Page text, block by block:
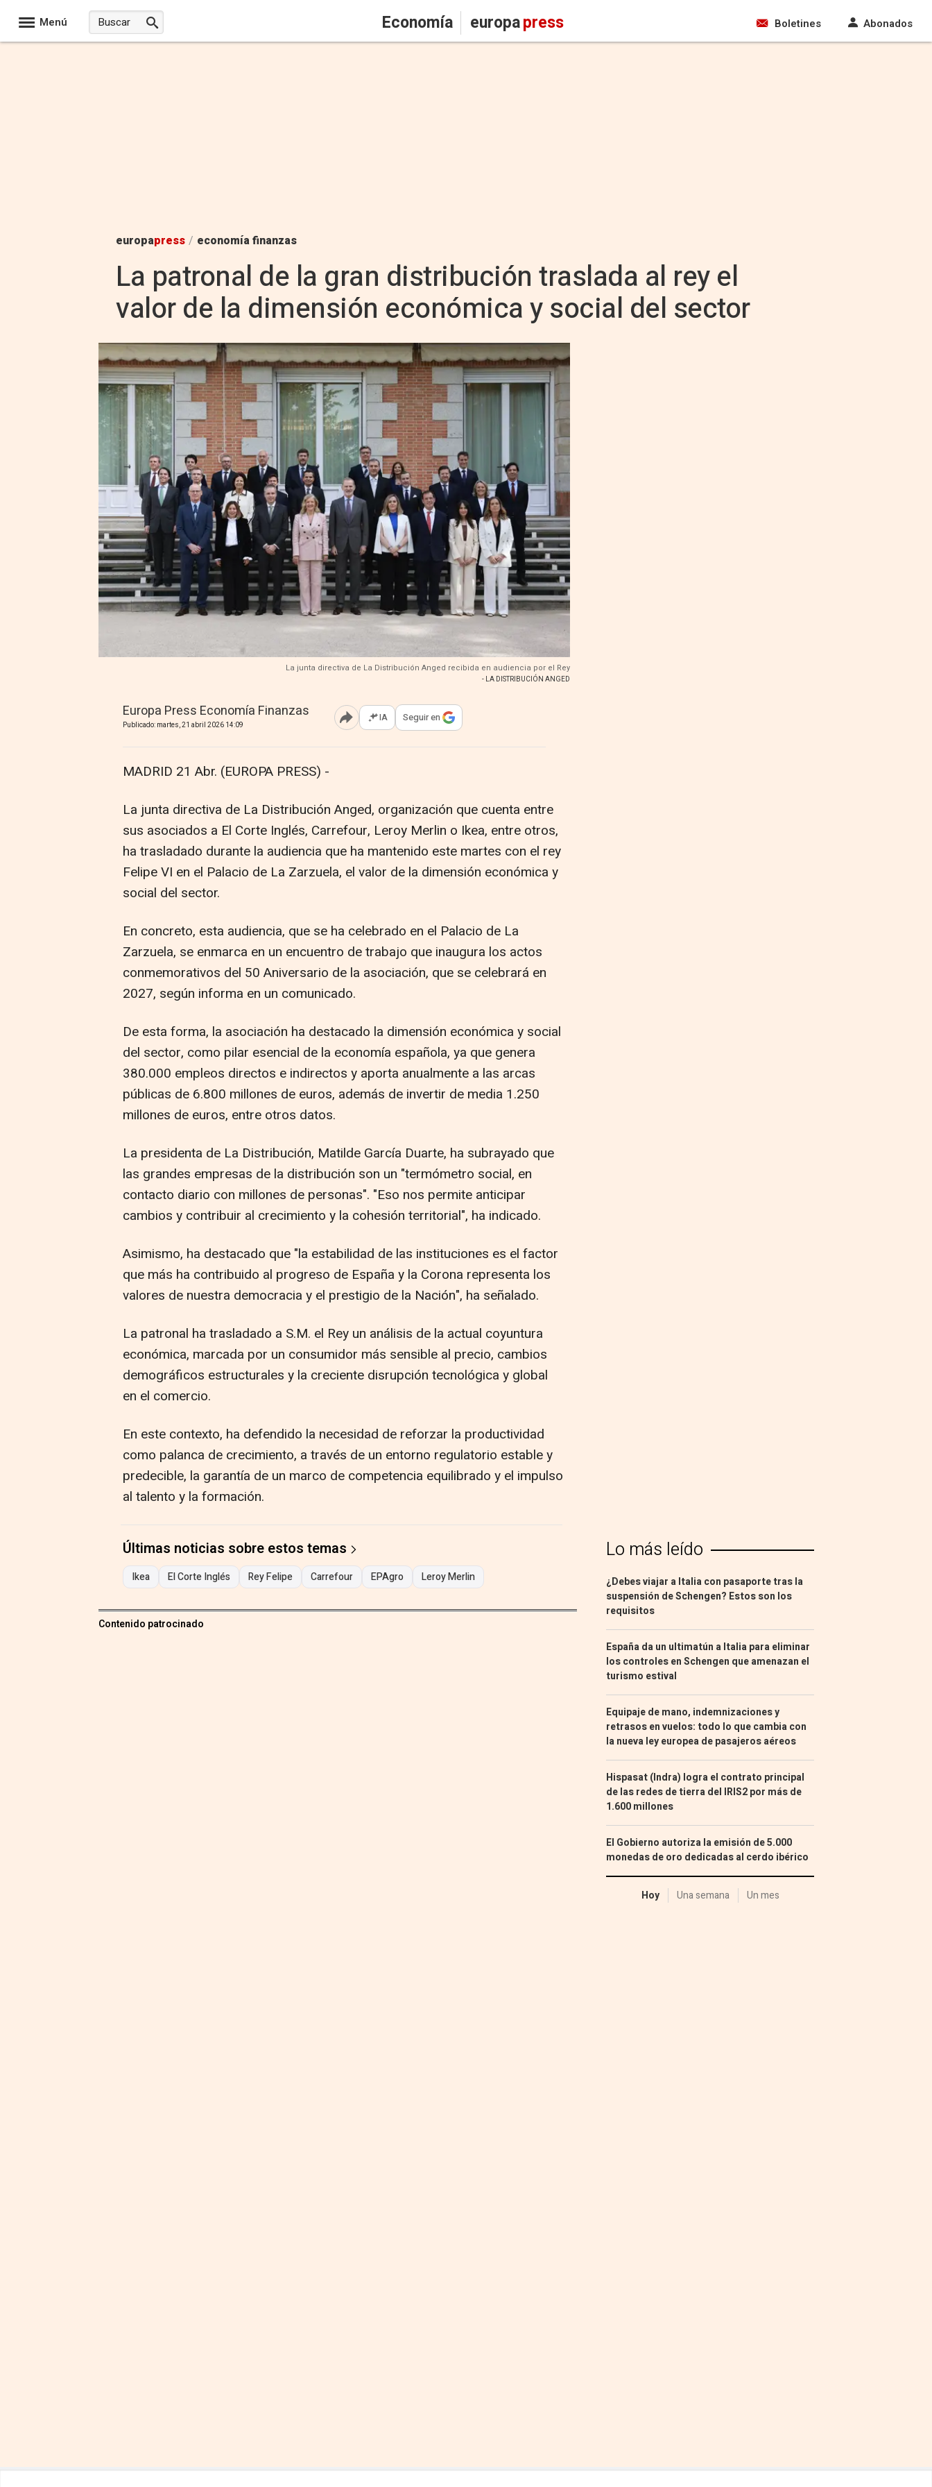
Menú Economía europapress Boletines Abonados
europapress / economía finanzas
La patronal de la gran distribución traslada al rey el
valor de la dimensión económica y social del sector
La junta directiva de La Distribución Anged recibida en audiencia por el Rey
- LA DISTRIBUCIÓN ANGED
Europa Press Economía Finanzas
Publicado: martes, 21 abril 2026 14:09 Abrir opciones para compartir
IA Seguir en
MADRID 21 Abr. (EUROPA PRESS) -
La junta directiva de La Distribución Anged, organización que cuenta entre
sus asociados a El Corte Inglés, Carrefour, Leroy Merlin o Ikea, entre otros,
ha trasladado durante la audiencia que ha mantenido este martes con el rey
Felipe VI en el Palacio de La Zarzuela, el valor de la dimensión económica y
social del sector.
En concreto, esta audiencia, que se ha celebrado en el Palacio de La
Zarzuela, se enmarca en un encuentro de trabajo que inaugura los actos
conmemorativos del 50 Aniversario de la asociación, que se celebrará en
2027, según informa en un comunicado.
De esta forma, la asociación ha destacado la dimensión económica y social
del sector, como pilar esencial de la economía española, ya que genera
380.000 empleos directos e indirectos y aporta anualmente a las arcas
públicas de 6.800 millones de euros, además de invertir de media 1.250
millones de euros, entre otros datos.
La presidenta de La Distribución, Matilde García Duarte, ha subrayado que
las grandes empresas de la distribución son un "termómetro social, en
contacto diario con millones de personas". "Eso nos permite anticipar
cambios y contribuir al crecimiento y la cohesión territorial", ha indicado.
Asimismo, ha destacado que "la estabilidad de las instituciones es el factor
que más ha contribuido al progreso de España y la Corona representa los
valores de nuestra democracia y el prestigio de la Nación", ha señalado.
La patronal ha trasladado a S.M. el Rey un análisis de la actual coyuntura
económica, marcada por un consumidor más sensible al precio, cambios
demográficos estructurales y la creciente disrupción tecnológica y global
en el comercio.
En este contexto, ha defendido la necesidad de reforzar la productividad
como palanca de crecimiento, a través de un entorno regulatorio estable y
predecible, la garantía de un marco de competencia equilibrado y el impulso
al talento y la formación.
Últimas noticias sobre estos temas
Ikea El Corte Inglés Rey Felipe Carrefour EPAgro Leroy Merlin
Contenido patrocinado
Lo más leído
¿Debes viajar a Italia con pasaporte tras la
suspensión de Schengen? Estos son los
requisitos
España da un ultimatún a Italia para eliminar
los controles en Schengen que amenazan el
turismo estival
Equipaje de mano, indemnizaciones y
retrasos en vuelos: todo lo que cambia con
la nueva ley europea de pasajeros aéreos
Hispasat (Indra) logra el contrato principal
de las redes de tierra del IRIS2 por más de
1.600 millones
El Gobierno autoriza la emisión de 5.000
monedas de oro dedicadas al cerdo ibérico
Hoy Una semana Un mes